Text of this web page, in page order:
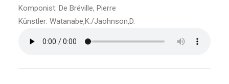
Komponist: De Bréville, Pierre
Künstler: Watanabe,K./Jaohnson,D.